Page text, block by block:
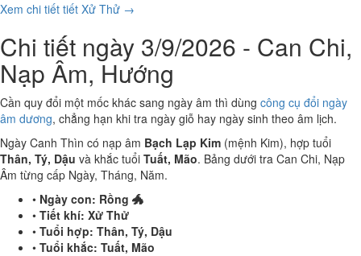
Xem chi tiết tiết Xử Thử →
Chi tiết ngày 3/9/2026 - Can Chi,
Nạp Âm, Hướng
Cần quy đổi một mốc khác sang ngày âm thì dùng công cụ đổi ngày
âm dương, chẳng hạn khi tra ngày giỗ hay ngày sinh theo âm lịch.
Ngày Canh Thìn có nạp âm Bạch Lạp Kim (mệnh Kim), hợp tuổi
Thân, Tý, Dậu và khắc tuổi Tuất, Mão. Bảng dưới tra Can Chi, Nạp
Âm từng cấp Ngày, Tháng, Năm.
• Ngày con: Rồng 🐲
• Tiết khí: Xử Thử
• Tuổi hợp: Thân, Tý, Dậu
• Tuổi khắc: Tuất, Mão